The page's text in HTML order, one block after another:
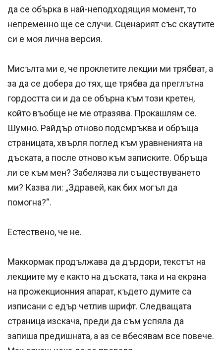
да се обърка в най-неподходящия момент, то
непременно ще се случи. Сценарият със скаутите
си е моя лична версия.
Мисълта ми е, че проклетите лекции ми трябват, а
за да се добера до тях, ще трябва да преглътна
гордостта си и да се обърна към този кретен,
който въобще не ме отразява. Прокашлям се.
Шумно. Райдър отново подсмръква и обръща
страницата, хвърля поглед към уравненията на
дъската, а после отново към записките. Обръща
ли се към мен? Забелязва ли съществуването
ми? Казва ли: „Здравей, как бих могъл да
помогна?“.
Естествено, че не.
Маккормак продължава да дърдори, текстът на
лекциите му е както на дъската, така и на екрана
на прожекционния апарат, където думите са
изписани с едър четлив шрифт. Следващата
страница изскача, преди да съм успяла да
запиша предишната, а аз се вбесявам все повече.